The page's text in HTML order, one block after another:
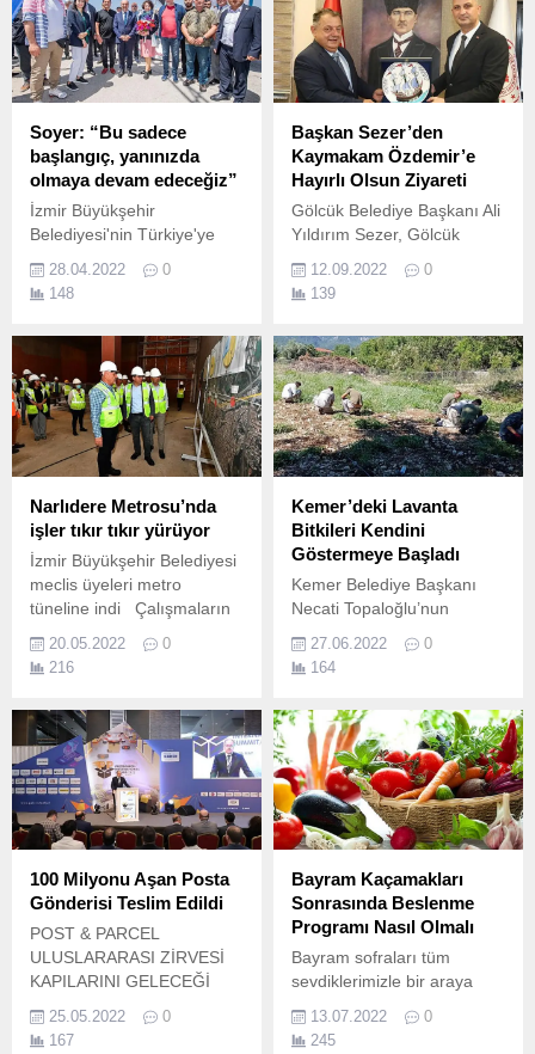
Soyer: “Bu sadece
başlangıç, yanınızda
olmaya devam edeceğiz”
İzmir Büyükşehir
Belediyesi'nin Türkiye'ye
örnek “Tekne Bakım
Malzemeleri Desteği
Projesi” devam ediyor
Başkanı Tunç Soyer'in
“Başka Bir Tarım Mümkün”
vizyonu doğrultusunda
tarıma ve üreticiye desteğini
artırarak sürdüren İzmir
Büyükşehir Belediyesi'nin
geçen yıl başlattığı ve kıyı
belediyelerine örnek olan
“Tekne Bakım Malzemeleri
Desteği...
28.04.2022
0
148
Başkan Sezer’den
Kaymakam Özdemir’e
Hayırlı Olsun Ziyareti
Gölcük Belediye Başkanı Ali
Yıldırım Sezer, Gölcük
Kaymakamlığı görevine
atanan Yusuf Özdemir’e
hayırlı olsun ziyaretinde
12.09.2022
0
139
Narlıdere Metrosu’nda
işler tıkır tıkır yürüyor
İzmir Büyükşehir Belediyesi
meclis üyeleri metro
tüneline indi Çalışmaların
Narlıdere Metrosu’nun
inşaatında İzmir Büyükşehir
bilgilendirme gezisi
düzenlendi.
20.05.2022
0
216
Kemer’deki Lavanta
Bitkileri Kendini
Göstermeye Başladı
Kemer Belediye Başkanı
Necati Topaloğlu’nun
Yaylası’nda daha önce
toprakla buluşturulan
göstermeye başladı.
27.06.2022
0
164
100 Milyonu Aşan Posta
Gönderisi Teslim Edildi
POST & PARCEL
ULUSLARARASI ZİRVESİ
KAPILARINI GELECEĞİ
ŞEKİLLENDİRMEK İÇİN
AÇTI AVRUPA,
25.05.2022
0
167
Bayram Kaçamakları
Sonrasında Beslenme
Programı Nasıl Olmalı
Bayram sofraları tüm
sevdiklerimizle bir araya
geldiğimiz, neşe, mutluluk
ve huzur bulduğumuz
13.07.2022
0
245